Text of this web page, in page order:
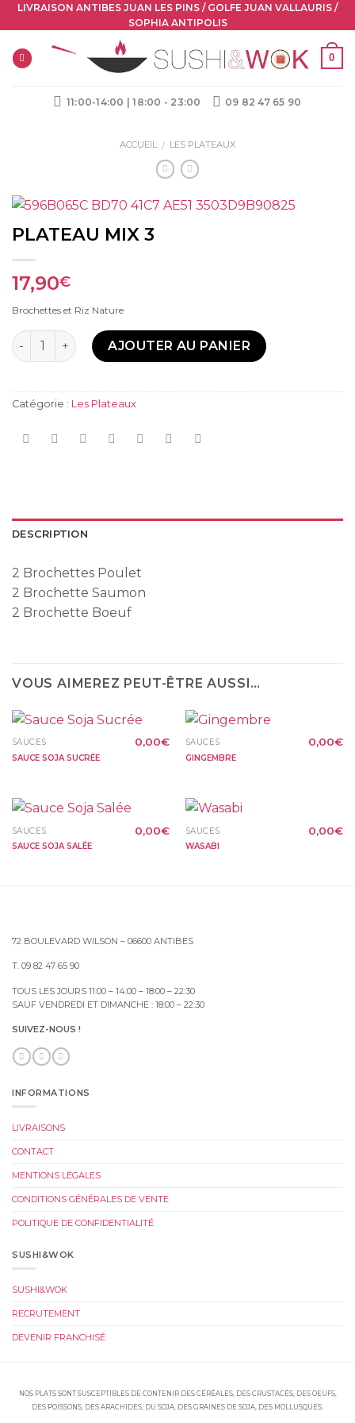
Skip
to
content
LIVRAISON ANTIBES JUAN LES PINS / GOLFE JUAN VALLAURIS /
SOPHIA ANTIPOLIS
0
11:00-14:00 | 18:00 - 23:00 09 82 47 65 90
ACCUEIL / LES PLATEAUX
PLATEAU MIX 3
17,90€
Brochettes et Riz Nature
Quantité
AJOUTER AU PANIER
Catégorie : Les Plateaux
DESCRIPTION
2 Brochettes Poulet
2 Brochette Saumon
2 Brochette Boeuf
VOUS AIMEREZ PEUT-ÊTRE AUSSI…
SAUCES
SAUCE SOJA SUCRÉE
0,00€
SAUCES
GINGEMBRE
0,00€
SAUCES
SAUCE SOJA SALÉE
0,00€
SAUCES
WASABI
0,00€
72 BOULEVARD WILSON – 06600 ANTIBES
T. 09 82 47 65 90
TOUS LES JOURS 11:00 – 14:00 – 18:00 – 22:30
SAUF VENDREDI ET DIMANCHE : 18:00 – 22:30
SUIVEZ-NOUS !
INFORMATIONS
LIVRAISONS
CONTACT
MENTIONS LÉGALES
CONDITIONS GÉNÉRALES DE VENTE
POLITIQUE DE CONFIDENTIALITÉ
SUSHI&WOK
SUSHI&WOK
RECRUTEMENT
DEVENIR FRANCHISÉ
NOS PLATS SONT SUSCEPTIBLES DE CONTENIR DES CÉRÉALES, DES CRUSTACÉS, DES OEUFS,
DES POISSONS, DES ARACHIDES, DU SOJA, DES GRAINES DE SOJA, DES MOLLUSQUES.